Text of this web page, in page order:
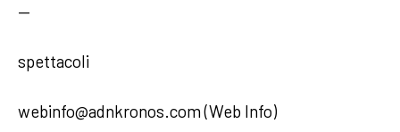
—
spettacoli
webinfo@adnkronos.com (Web Info)